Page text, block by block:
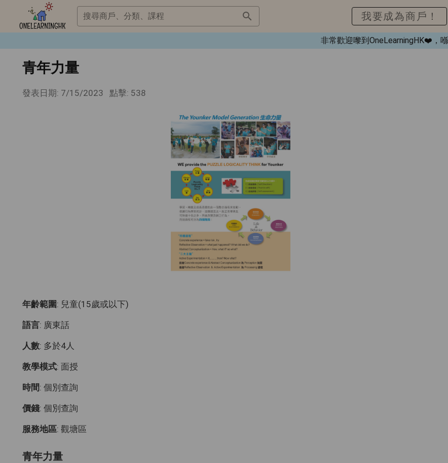
非常歡迎嚟到OneLearningHK❤️，喺呢
搜尋商戶、分類、課程 我要成為商戶！
青年力量
發表日期: 7/15/2023 點擊: 538
年齡範圍: 兒童(15歲或以下)
語言: 廣東話
人數: 多於4人
教學模式: 面授
時間: 個別查詢
價錢: 個別查詢
服務地區: 觀塘區
青年力量